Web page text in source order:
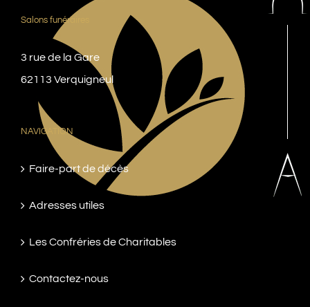
Salons funéraires
3 rue de la Gare
62113 Verquigneul
NAVIGATION
Faire-part de décès
Adresses utiles
Les Confréries de Charitables
Contactez-nous